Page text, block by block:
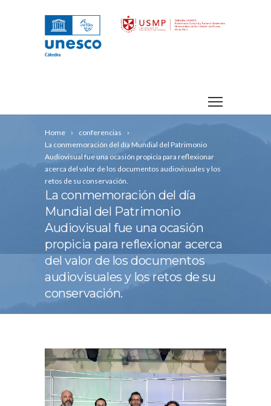
Home
conferencias
La conmemoración del día Mundial del Patrimonio
Audiovisual fue una ocasión propicia para reflexionar
acerca del valor de los documentos audiovisuales y los
retos de su conservación.
La conmemoración del día
Mundial del Patrimonio
Audiovisual fue una ocasión
propicia para reflexionar acerca
del valor de los documentos
audiovisuales y los retos de su
conservación.